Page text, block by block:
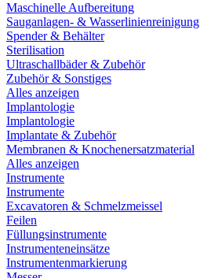
Maschinelle Aufbereitung
Sauganlagen- & Wasserlinienreinigung
Spender & Behälter
Sterilisation
Ultraschallbäder & Zubehör
Zubehör & Sonstiges
Alles anzeigen
Implantologie
Implantologie
Implantate & Zubehör
Membranen & Knochenersatzmaterial
Alles anzeigen
Instrumente
Instrumente
Excavatoren & Schmelzmeissel
Feilen
Füllungsinstrumente
Instrumenteneinsätze
Instrumentenmarkierung